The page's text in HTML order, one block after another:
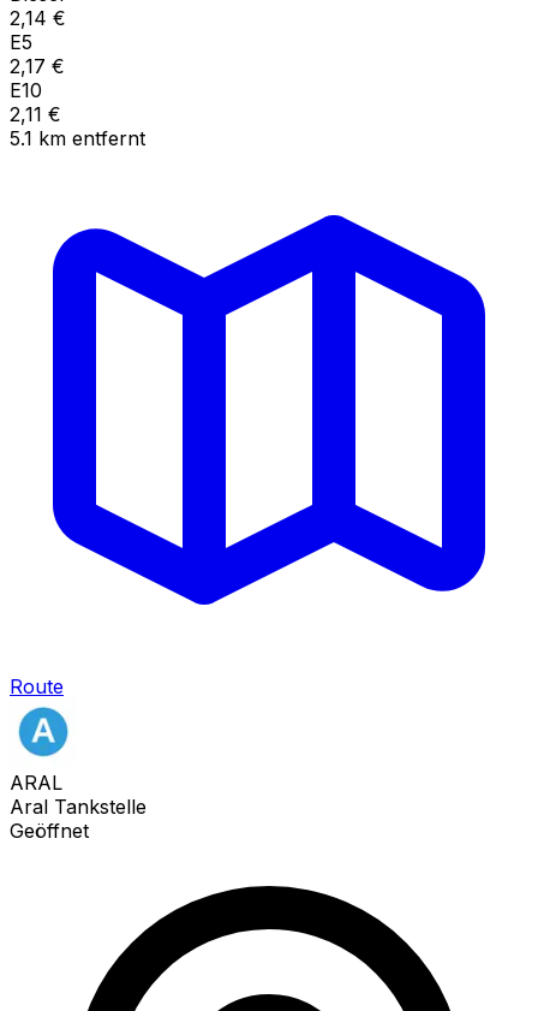
2,14 €
E5
2,17 €
E10
2,11 €
5.1 km entfernt
Route
ARAL
Aral Tankstelle
Geöffnet